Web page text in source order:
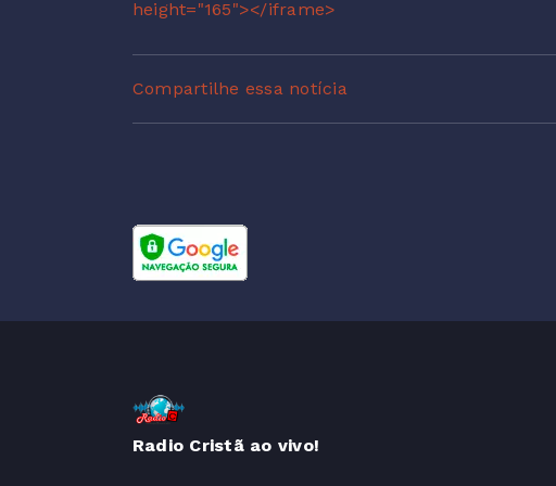
height="165"></iframe>
Compartilhe essa notícia
Radio Cristã ao vivo!